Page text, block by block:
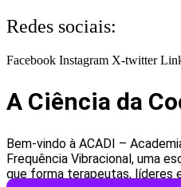
Redes sociais:
Facebook Instagram X-twitter
A Ciência da
Bem-vindo à ACADI –
Frequência Vibracional, uma
que forma terapeutas, líderes